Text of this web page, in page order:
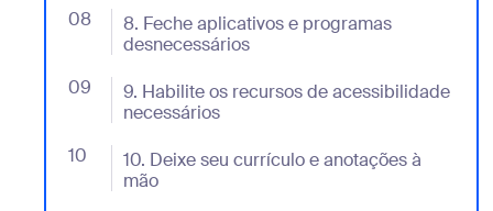
08
8. Feche aplicativos e programas
desnecessários
- Jumplink to 8. Feche aplicativos e programas
09
9. Habilite os recursos de acessibilidade
necessários
- Jumplink to 9. Habilite os recursos de
10
10. Deixe seu currículo e anotações à
mão
- Jumplink to 10. Deixe seu currículo e anotações à